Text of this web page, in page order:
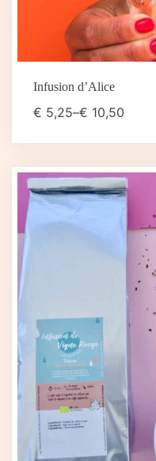
Infusion d’Alice
€ 5,25–€ 10,50